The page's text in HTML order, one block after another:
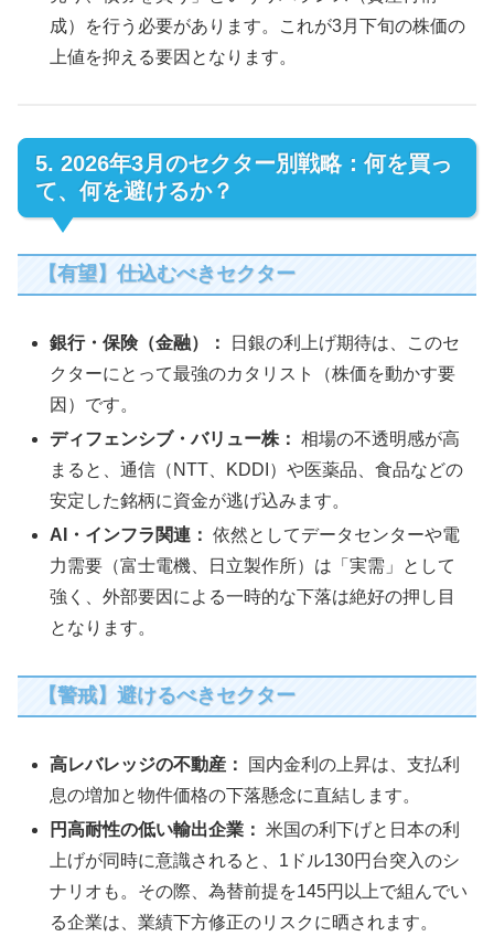
成）を行う必要があります。これが3月下旬の株価の
上値を抑える要因となります。
5. 2026年3月のセクター別戦略：何を買っ
て、何を避けるか？
【有望】仕込むべきセクター
銀行・保険（金融）：
日銀の利上げ期待は、このセ
クターにとって最強のカタリスト（株価を動かす要
因）です。
ディフェンシブ・バリュー株： 相場の不透明感が高
まると、通信（NTT、KDDI）や医薬品、食品などの
安定した銘柄に資金が逃げ込みます。
AI・インフラ関連： 依然としてデータセンターや電
力需要（富士電機、日立製作所）は「実需」として
強く、外部要因による一時的な下落は絶好の押し目
となります。
【警戒】避けるべきセクター
高レバレッジの不動産：
国内金利の上昇は、支払利
息の増加と物件価格の下落懸念に直結します。
円高耐性の低い輸出企業： 米国の利下げと日本の利
上げが同時に意識されると、1ドル130円台突入のシ
ナリオも。その際、為替前提を145円以上で組んでい
る企業は、業績下方修正のリスクに晒されます。